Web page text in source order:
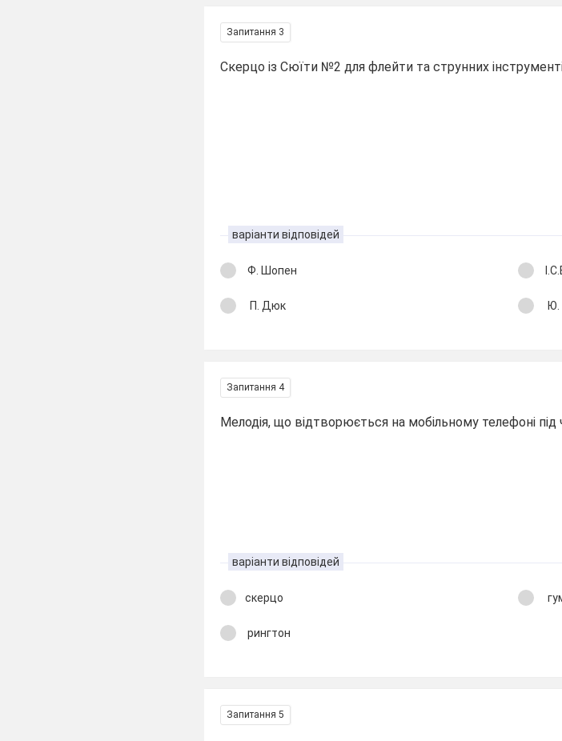
Запитання 3
Скерцо із Сюїти №2 для флейти та струнних
варіанти відповідей
Ф. Шопен
П. Дюк Ю.
Запитання 4
Мелодія, що відтворюється на мобільному телефоні під
варіанти відповідей
скерцо
рингтон
Запитання 5